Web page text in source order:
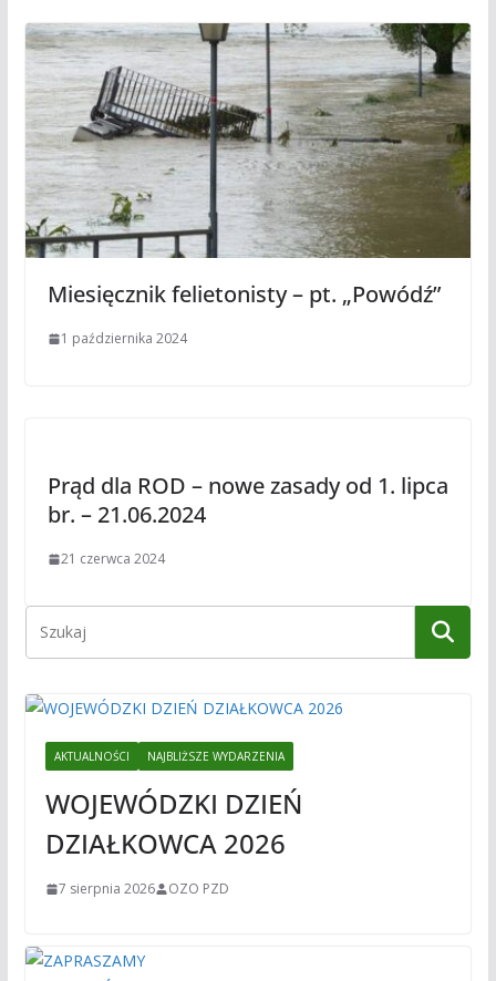
Miesięcznik felietonisty – pt. „Powódź”
1 października 2024
Prąd dla ROD – nowe zasady od 1. lipca
br. – 21.06.2024
21 czerwca 2024
AKTUALNOŚCI NAJBLIŻSZE WYDARZENIA
WOJEWÓDZKI DZIEŃ
DZIAŁKOWCA 2026
7 sierpnia 2026 OZO PZD